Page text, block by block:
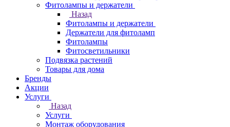
Фитолампы и держатели
Назад
Фитолампы и держатели
Держатели для фитоламп
Фитолампы
Фитосветильники
Подвязка растений
Товары для дома
Бренды
Акции
Услуги
Назад
Услуги
Монтаж оборудования